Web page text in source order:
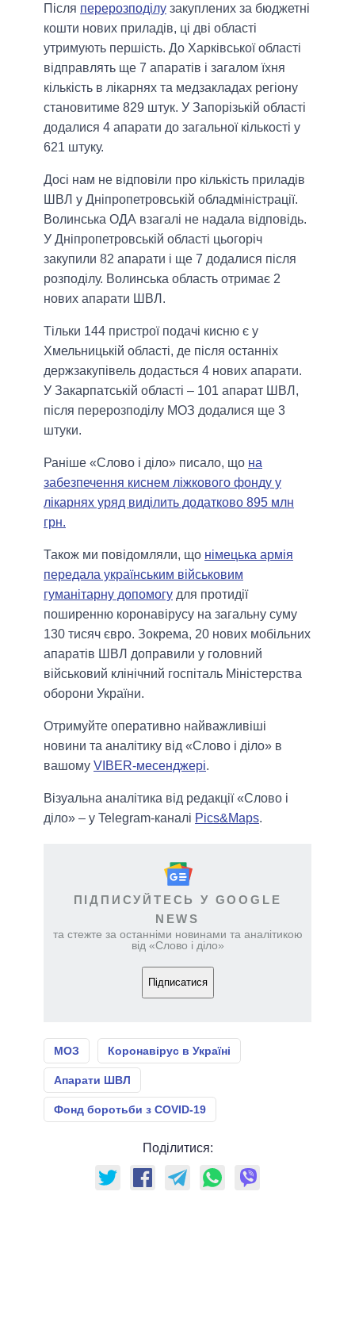
Після перерозподілу закуплених за бюджетні
кошти нових приладів, ці дві області
утримують першість. До Харківської області
відправлять ще 7 апаратів і загалом їхня
кількість в лікарнях та медзакладах регіону
становитиме 829 штук. У Запорізькій області
додалися 4 апарати до загальної кількості у
621 штуку.
Досі нам не відповіли про кількість приладів
ШВЛ у Дніпропетровській обладміністрації.
Волинська ОДА взагалі не надала відповідь.
У Дніпропетровській області цьогоріч
закупили 82 апарати і ще 7 додалися після
розподілу. Волинська область отримає 2
нових апарати ШВЛ.
Тільки 144 пристрої подачі кисню є у
Хмельницькій області, де після останніх
держзакупівель додасться 4 нових апарати.
У Закарпатській області – 101 апарат ШВЛ,
після перерозподілу МОЗ додалися ще 3
штуки.
Раніше «Слово і діло» писало, що на
забезпечення киснем ліжкового фонду у
лікарнях уряд виділить додатково 895 млн
грн.
Також ми повідомляли, що німецька армія
передала українським військовим
гуманітарну допомогу для протидії
поширенню коронавірусу на загальну суму
130 тисяч євро. Зокрема, 20 нових мобільних
апаратів ШВЛ доправили у головний
військовий клінічний госпіталь Міністерства
оборони України.
Отримуйте оперативно найважливіші
новини та аналітику від «Слово і діло» в
вашому VIBER-месенджері.
Візуальна аналітика від редакції «Слово і
діло» – у Telegram-каналі Pics&Maps.
ПІДПИСУЙТЕСЬ У GOOGLE
NEWS
та стежте за останніми новинами та аналітикою
від «Слово і діло»
Підписатися
МОЗ Коронавірус в Україні
Апарати ШВЛ
Фонд боротьби з COVID-19
Поділитися: